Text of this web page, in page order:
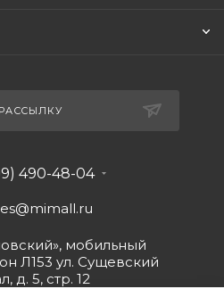
490-48-04
мобильный
Л153 ул. Сущевский
д. 5, стр. 12